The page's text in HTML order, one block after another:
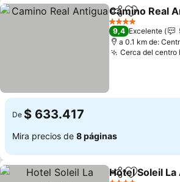
CompartirAgregar a
Camino Real
4 Estrellas
9,4 Excelente
a 0.1 km de:
Cerca del centro
De $ 633.417
Mira precios de 8 páginas
CompartirAgregar a
Hotel Soleil